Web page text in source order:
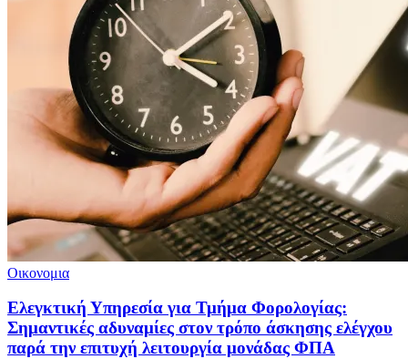
Οικονομια
Ελεγκτική Υπηρεσία για Τμήμα Φορολογίας:
Σημαντικές αδυναμίες στον τρόπο άσκησης ελέγχου
παρά την επιτυχή λειτουργία μονάδας ΦΠΑ